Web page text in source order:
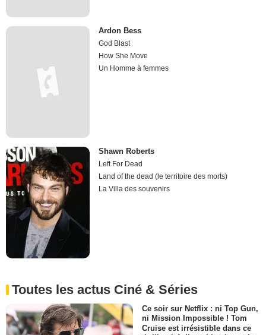
Ardon Bess
God Blast
How She Move
Un Homme à femmes
Shawn Roberts
Left For Dead
Land of the dead (le territoire des morts)
La Villa des souvenirs
Toutes les actus Ciné & Séries
Ce soir sur Netflix : ni Top Gun,
ni Mission Impossible ! Tom
Cruise est irrésistible dans ce